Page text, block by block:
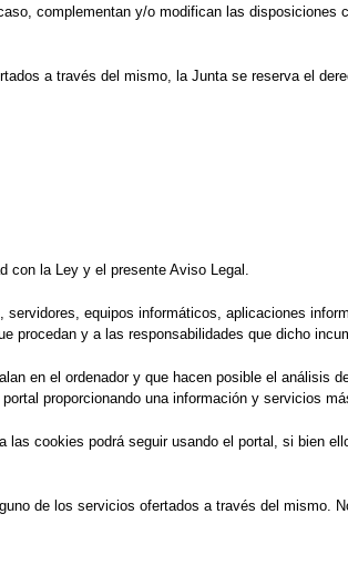
complementan y/o modifican las disposiciones
a través del mismo, la Junta se reserva el
con la Ley y el presente Aviso Legal.
equipos informáticos, aplicaciones
procedan y a las responsabilidades que dicho
en el ordenador y que hacen posible el análisis
proporcionando una información y servicios
cookies podrá seguir usando el portal, si bien
de los servicios ofertados a través del mismo.